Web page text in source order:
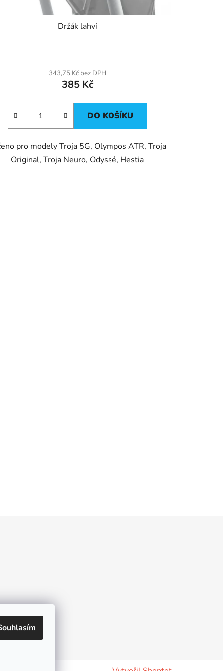
Držák lahví
343,75 Kč bez DPH
385 Kč
DO KOŠÍKU
pro modely Troja 5G, Olympos ATR, Troja
Original, Troja Neuro, Odyssé, Hestia